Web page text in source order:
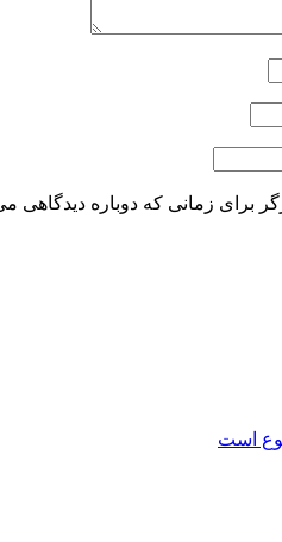
برای زمانی که دوباره دیدگاهی
است